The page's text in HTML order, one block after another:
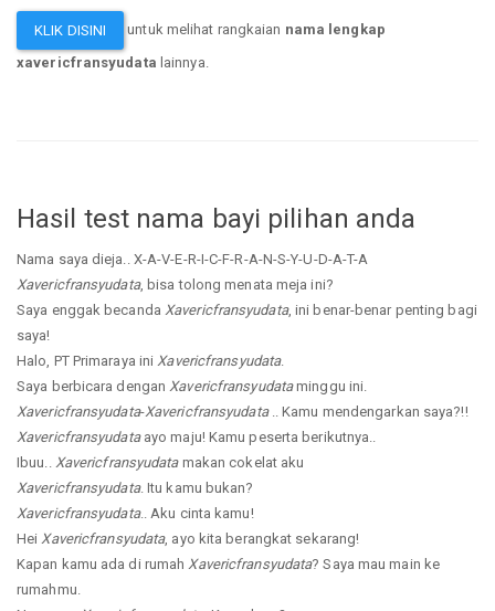
KLIK DISINI untuk melihat rangkaian nama lengkap
xavericfransyudata lainnya.
Hasil test nama bayi pilihan anda
Nama saya dieja.. X-A-V-E-R-I-C-F-R-A-N-S-Y-U-D-A-T-A
Xavericfransyudata, bisa tolong menata meja ini?
Saya enggak becanda Xavericfransyudata, ini benar-benar penting bagi
saya!
Halo, PT Primaraya ini Xavericfransyudata.
Saya berbicara dengan Xavericfransyudataminggu ini.
Xavericfransyudata-Xavericfransyudata.. Kamu mendengarkan saya?!!
Xavericfransyudataayo maju! Kamu peserta berikutnya..
Ibuu.. Xavericfransyudatamakan cokelat aku
Xavericfransyudata. Itu kamu bukan?
Xavericfransyudata.. Aku cinta kamu!
Hei Xavericfransyudata, ayo kita berangkat sekarang!
Kapan kamu ada di rumah Xavericfransyudata? Saya mau main ke
rumahmu.